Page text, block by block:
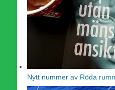
Nytt nummer av Röda